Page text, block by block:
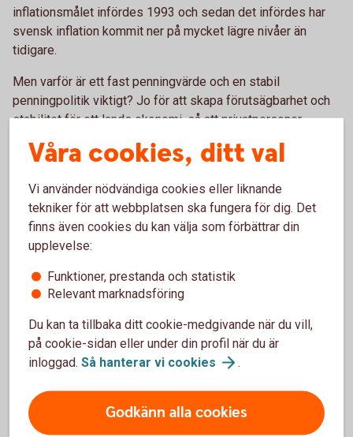
inflationsmålet infördes 1993 och sedan det infördes har
svensk inflation kommit ner på mycket lägre nivåer än
tidigare.
Men varför är ett fast penningvärde och en stabil
penningpolitik viktigt? Jo för att skapa förutsägbarhet och
stabilitet för ett lands ekonomi, så att privatpersoner,
företag och andra aktörer vet vad som gäller och vågar ta
beslut för framtiden. En stabil penningpolitik underlättar för
investera och företag vågar anställa.
Ta del av vår omvärldsanalys
svensk och internationell ekonomi. Analyserna
omfattar kontinuerlig konjunkturbevakning och
löpande omvärldsanalyser.
makroanalys
Våra cookies, ditt val
Vi använder nödvändiga cookies eller liknande
tekniker för att webbplatsen ska fungera för dig. Det
finns även cookies du kan välja som förbättrar din
upplevelse:
Funktioner, prestanda och statistik
Relevant marknadsföring
Du kan ta tillbaka ditt cookie-medgivande när du vill,
på cookie-sidan eller under din profil när du är
inloggad. Så hanterar vi cookies .
Godkänn alla cookies